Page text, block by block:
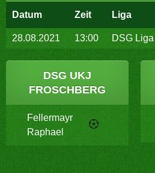
Datum Zeit Liga
28.08.2021 13:00 DSG Liga
DSG UKJ
FROSCHBERG
Fellermayr
Raphael